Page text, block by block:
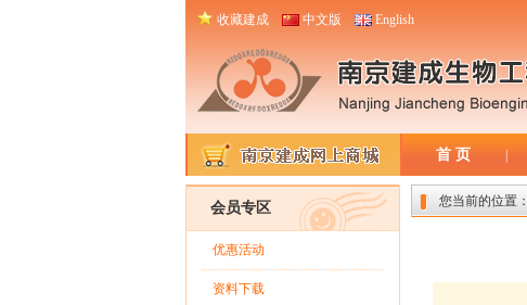
收藏建成 中文版 English
首 页
会员专区
优惠活动
资料下载
您当前的位置：